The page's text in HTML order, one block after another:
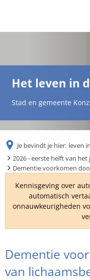
Het leven in
Stad en gemeente Konz
Je bevindt je hier: leven
2026 - eerste helft van het
Dementie voorkomen
Kennisgeving over
automatisch
onnauwkeurigheden
Dementie
van